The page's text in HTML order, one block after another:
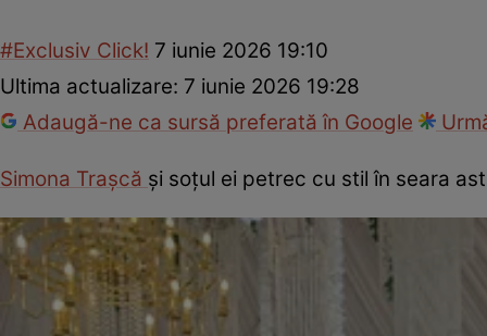
#Exclusiv Click! 7 iunie 2026 19:10
Ultima actualizare: 7 iunie 2026 19:28
Adaugă-ne ca sursă preferată în Google
Simona Trașcă și soțul ei petrec cu stil în seara